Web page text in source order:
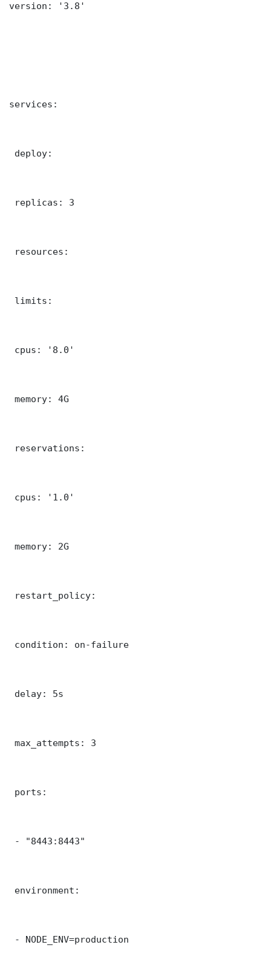
version: '3.8'
services:
deploy:
replicas: 3
resources:
limits:
cpus: '8.0'
memory: 4G
reservations:
cpus: '1.0'
memory: 2G
restart_policy:
condition: on-failure
delay: 5s
max_attempts: 3
ports:
- "8443:8443"
environment:
- NODE_ENV=production